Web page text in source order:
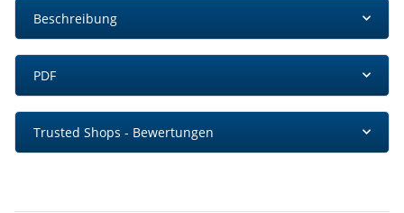
Beschreibung
PDF
Trusted Shops - Bewertungen